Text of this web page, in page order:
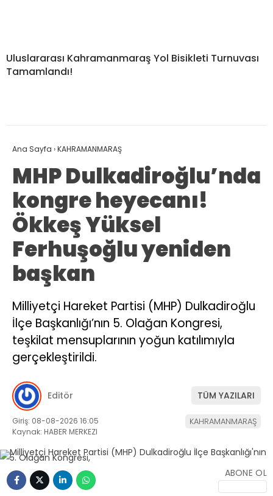
Uluslararası Kahramanmaraş Yol Bisikleti Turnuvası
Tamamlandı!
Ana Sayfa ›KAHRAMANMARAŞ
MHP Dulkadiroğlu’nda
kongre heyecanı!
Ökkeş Yüksel
Ferhuşoğlu yeniden
başkan
Milliyetçi Hareket Partisi (MHP) Dulkadiroğlu
İlçe Başkanlığı’nın 5. Olağan Kongresi,
teşkilat mensuplarının yoğun katılımıyla
gerçekleştirildi.
Editör TÜM YAZILARI
Giriş: 08-08-2026 16:05
Kaynak: HABER MERKEZI
KAHRAMANMARAŞ
ABONE OL